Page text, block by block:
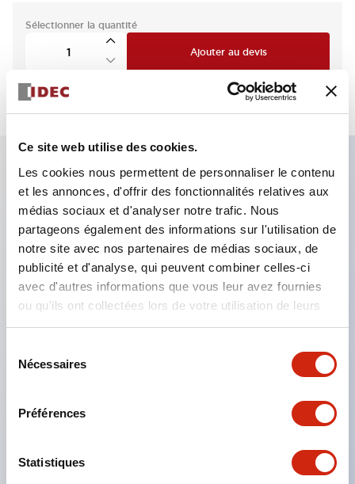
Ce site web utilise des cookies.
Les cookies nous permettent de personnaliser le contenu
et les annonces, d'offrir des fonctionnalités relatives aux
médias sociaux et d'analyser notre trafic. Nous
partageons également des informations sur l'utilisation de
notre site avec nos partenaires de médias sociaux, de
publicité et d'analyse, qui peuvent combiner celles-ci
avec d'autres informations que vous leur avez fournies
ou qu'ils ont collectées lors de votre utilisation de leurs
services.
Nécessaires
Préférences
Statistiques
Sélectionner la quantité
Ajouter au devis
Caractéristiques clés
Bloc de contact à 2 étages avec 2 contacts,
permettant une configuration à 4 contacts
(assurant l'isolation entre les 2 contacts).
Profondeur du panneau de 39,9 mm (*bloc de
contact à 11 étages), 59,9 mm (*bloc de contact à
déclenchement à 2 actions, garde intégrée,